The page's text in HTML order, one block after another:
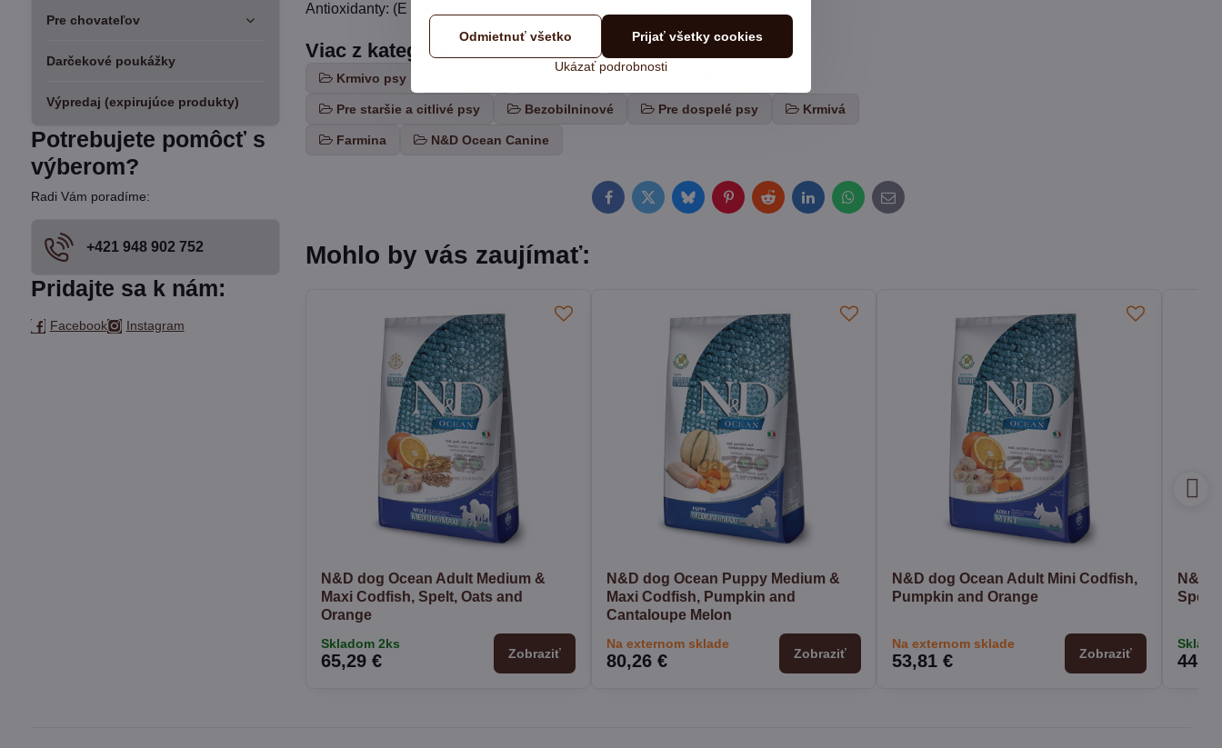
Antioxidanty: (E 306) výťažok tokoferolu z rastlinných olejov
Viac z kategórie
Krmivo psy
Pre staršie a citlivé psy Bezobilninové Pre dospelé psy Krmivá
Farmina N&D Ocean Canine
FacebookTwitterBlueskyPinterestRedditLinkedInWhatsApp
E-
mail
Mohlo by vás zaujímať:
N&D dog Ocean Adult Medium &
Maxi Codfish, Spelt, Oats and
Orange
Skladom 2ks
65,29 € Zobraziť
N&D dog Ocean Puppy Medium &
Maxi Codfish, Pumpkin and
Cantaloupe Melon
Na externom sklade
80,26 € Zobraziť
N&D dog Ocean Adult Mini Codfish,
Pumpkin and Orange
Na externom sklade
53,81 € Zobraziť
N&D
Spelt,
Pre chovateľov
Darčekové poukážky
Výpredaj (expirujúce produkty)
Potrebujete pomôcť s
výberom?
Radi Vám poradíme:
+421 948 902 752
Pridajte sa k nám:
Facebook Instagram
Ukázať podrobnosti
Prijať všetky cookies
Odmietnuť všetko